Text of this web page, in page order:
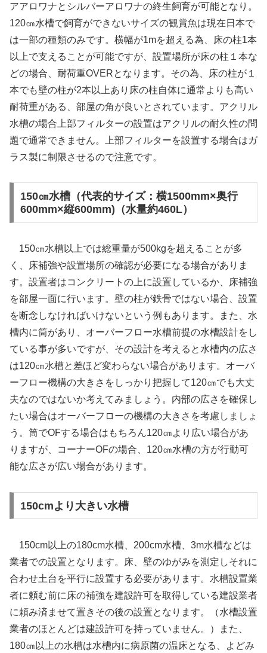
アアロワナとシルバーアロワナの終生飼育が可能となり。
120㎝水槽で飼育ができないサイズの観賞魚は現在日本で
は一部の種類のみです。横幅が1mを超える為、床の柱1本
以上で支えることが可能ですが、設置場所が床の柱１本な
どの場合、耐荷重OVERとなります。その為、床の柱が１
本でも壁の柱が2本以上あり床の柱自体に通常よりも高い
耐荷重がある、部屋の角が良いとされています。アクリル
水槽の場合上部フィルターの設置はアクリルの耐久性の問
題で通常できません。上部フィルターを設置する場合はガ
ラス製に制限させるので注意です。
150㎝水槽（代表的サイズ：横1500mm×奥行
600mm×縦600mm)（水量約460L）
150㎝水槽以上では総重量が500kgを超えることが多
く、床補強や設置場所の確認が必要になる場合がありま
す。設置者はコンクリートの上に設置しているか、床補強
を部屋一面に行います。壁の柱が鉄骨ではない場合、設置
を断念しなければいけないという例もあります。また、水
槽内に筒があり、オーバーフロー水槽前提の水槽設計をし
ている事が多いですが、その設計を考えると水槽内の広さ
は120㎝水槽と差ほど変わらない場合があります。オーバ
ーフロー機構の大きさをしっかり把握して120㎝でも大丈
夫なのではないか考えてみましょう。内部の広さを確保し
たい場合はオーバーフローの機構の大きさを考慮しましょ
う。筒でOFする場合はもちろん120㎝より広い場合があ
りますが、コーナーOFの場合、120㎝水槽の方が行動可
能な広さが広い場合があります。
150cmより大きい水槽
150cm以上の180cm水槽、200cm水槽、3m水槽などは
業者での設置となります。床、壁のゆがみを測定しそれに
合わせ土台を平行に設置する必要があります。水槽設置業
者に頼む前に床の補強を建設許可を取得している建設業者
に頼み済ませて置きその後の設置となります。（水槽設置
業者のほとんどは建設許可を持っていません。）また、
180㎝以上の水槽は水槽内に病原菌の温床となる、よどみ